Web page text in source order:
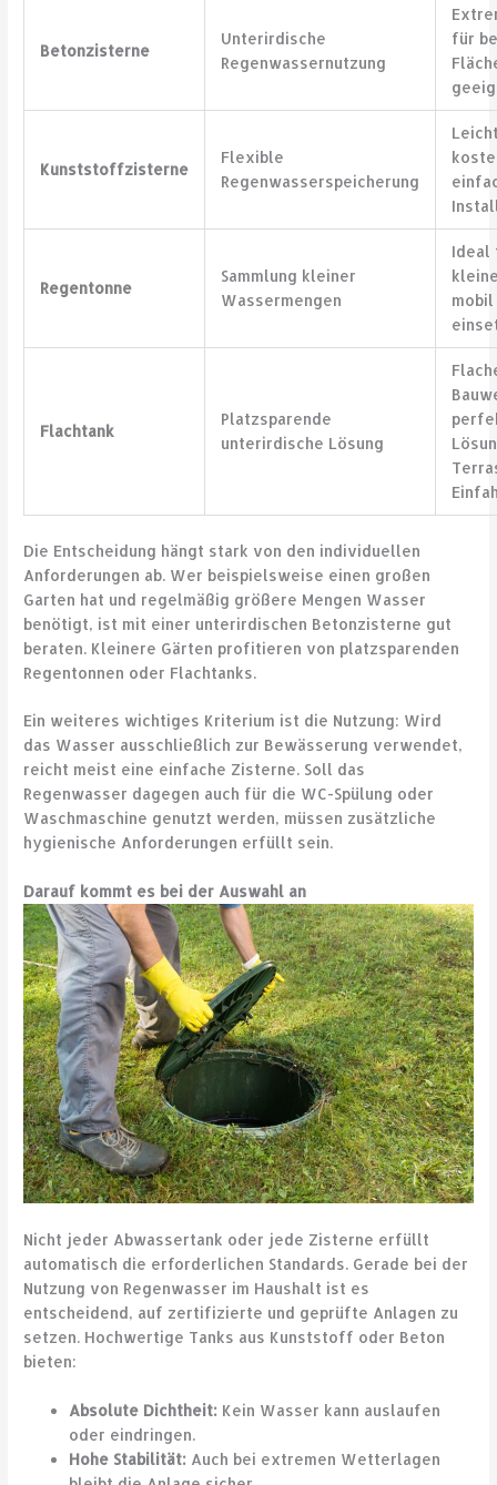
Betonzisterne
Unterirdische
Regenwassernutzung
für
Kunststoffzisterne
Flexible
Regenwasserspeicherung
Regentonne
Sammlung kleiner
Wassermengen
Ideal
mobil
Flachtank
Platzsparende
unterirdische Lösung
Die Entscheidung hängt stark von den individuellen
Anforderungen ab. Wer beispielsweise einen großen
Garten hat und regelmäßig größere Mengen Wasser
benötigt, ist mit einer unterirdischen Betonzisterne gut
beraten. Kleinere Gärten profitieren von platzsparenden
Regentonnen oder Flachtanks.
Ein weiteres wichtiges Kriterium ist die Nutzung: Wird
das Wasser ausschließlich zur Bewässerung verwendet,
reicht meist eine einfache Zisterne. Soll das
Regenwasser dagegen auch für die WC-Spülung oder
Waschmaschine genutzt werden, müssen zusätzliche
hygienische Anforderungen erfüllt sein.
Darauf kommt es bei der Auswahl an
Nicht jeder Abwassertank oder jede Zisterne erfüllt
automatisch die erforderlichen Standards. Gerade bei der
Nutzung von Regenwasser im Haushalt ist es
entscheidend, auf zertifizierte und geprüfte Anlagen zu
setzen. Hochwertige Tanks aus Kunststoff oder Beton
bieten:
Absolute Dichtheit: Kein Wasser kann auslaufen
oder eindringen.
Hohe Stabilität: Auch bei extremen Wetterlagen